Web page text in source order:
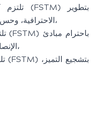
الاحترافية، وحس المسؤولية، والإبداع، واحترام الآخرين،
الإنصاف، وتكافؤ الفرص، والتعددية الثقافية،